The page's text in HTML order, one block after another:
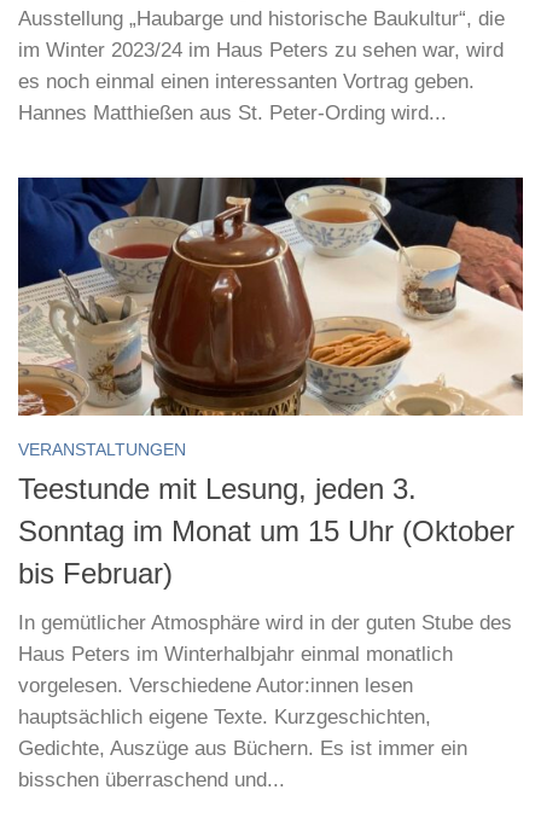
Ausstellung „Haubarge und historische Baukultur“, die
im Winter 2023/24 im Haus Peters zu sehen war, wird
es noch einmal einen interessanten Vortrag geben.
Hannes Matthießen aus St. Peter-Ording wird...
VERANSTALTUNGEN
Teestunde mit Lesung, jeden 3.
Sonntag im Monat um 15 Uhr (Oktober
bis Februar)
In gemütlicher Atmosphäre wird in der guten Stube des
Haus Peters im Winterhalbjahr einmal monatlich
vorgelesen. Verschiedene Autor:innen lesen
hauptsächlich eigene Texte. Kurzgeschichten,
Gedichte, Auszüge aus Büchern. Es ist immer ein
bisschen überraschend und...